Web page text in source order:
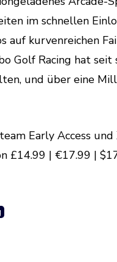
im schnellen
auf kurvenreichen
Golf Racing hat
und über eine
Early Access
£14.99 | €17.99 |